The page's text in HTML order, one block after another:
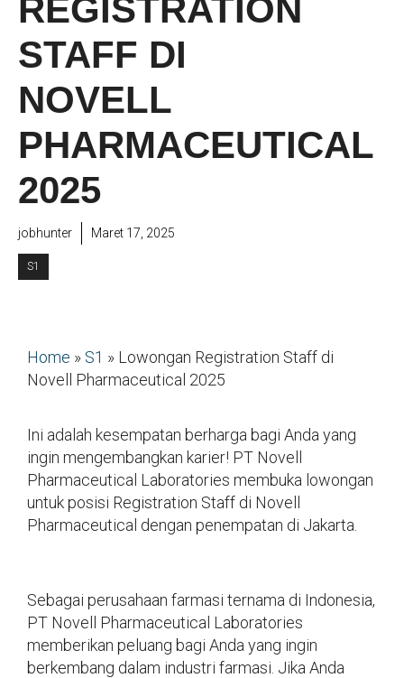
REGISTRATION
STAFF DI
NOVELL
PHARMACEUTICAL
2025
jobhunter Maret 17, 2025
S1
Home » S1 » Lowongan Registration Staff di
Novell Pharmaceutical 2025
Ini adalah kesempatan berharga bagi Anda yang
ingin mengembangkan karier! PT Novell
Pharmaceutical Laboratories membuka lowongan
untuk posisi Registration Staff di Novell
Pharmaceutical dengan penempatan di Jakarta.
Sebagai perusahaan farmasi ternama di Indonesia,
PT Novell Pharmaceutical Laboratories
memberikan peluang bagi Anda yang ingin
berkembang dalam industri farmasi. Jika Anda